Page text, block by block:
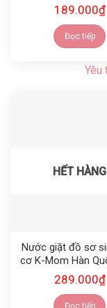
189.000₫
Đọc tiếp
Yêu
HẾT HÀNG
Nước giặt đồ sơ
cơ K-Mom Hàn
1700ml)
289.000₫